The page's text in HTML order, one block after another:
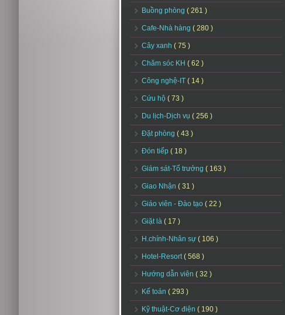
Buồng phòng ( 261 )
Cafe-Nhà hàng ( 280 )
Cây xanh ( 75 )
Chăm sóc KH ( 62 )
Công nghệ-IT ( 14 )
Cứu hộ ( 73 )
Du lịch-Dịch vụ ( 256 )
Đặt phòng ( 43 )
Đón tiếp ( 18 )
Giám sát-Tổ trưởng ( 163 )
Giao Nhận ( 31 )
Giáo viên - Đào tạo ( 22 )
Giặt là ( 17 )
H.chính-Nhân sự ( 106 )
Hotel-Resort( 568 )
Hướng dẫn viên ( 32 )
Kế toán ( 293 )
Kỹ thuật-Cơ điện ( 190 )